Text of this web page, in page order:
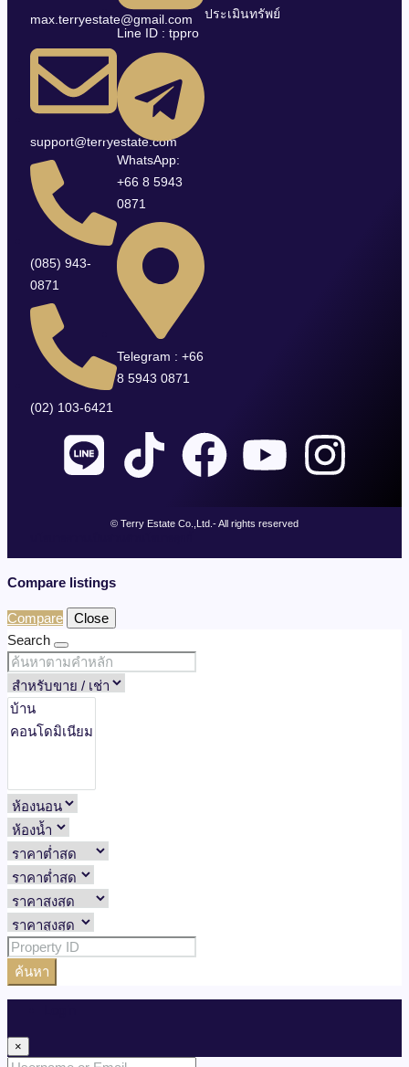
max.terryestate@gmail.com
support@terryestate.com
(085) 943-
0871
(02) 103-6421
Line ID : tppro
WhatsApp:
+66 8 5943
0871
Telegram : +66
8 5943 0871
ประเมินทรัพย์
© Terry Estate Co.,Ltd.- All rights reserved
Compare listings
Compare
Close
Search
ค้นหา
×